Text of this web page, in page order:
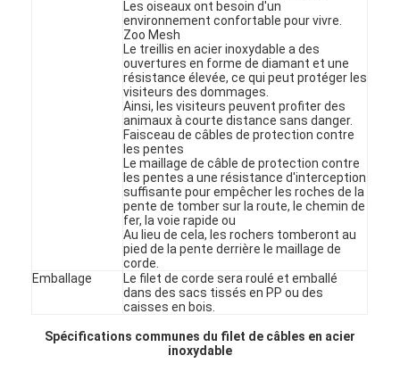
Contrôle de la qualité
Parlez Maintenant.
Maillage en acier inoxydable X tend
écran filtrant pour extrudeuse
Paquet d'écran d'extrudeur
Maille de câble métallique
Les oiseaux ont besoin d'un
environnement confortable pour vivre.
Zoo Mesh
Le treillis en acier inoxydable a des
ouvertures en forme de diamant et une
résistance élevée, ce qui peut protéger les
visiteurs des dommages.
Ainsi, les visiteurs peuvent profiter des
animaux à courte distance sans danger.
Faisceau de câbles de protection contre
les pentes
Le maillage de câble de protection contre
les pentes a une résistance d'interception
suffisante pour empêcher les roches de la
pente de tomber sur la route, le chemin de
fer, la voie rapide ou
Au lieu de cela, les rochers tomberont au
pied de la pente derrière le maillage de
corde.
Emballage
Le filet de corde sera roulé et emballé
dans des sacs tissés en PP ou des
caisses en bois.
Spécifications communes du filet de câbles en acier
inoxydable